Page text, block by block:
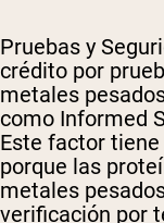
Pruebas y
crédito por
metales
como Informed
Este factor
porque las
metales
verificación por